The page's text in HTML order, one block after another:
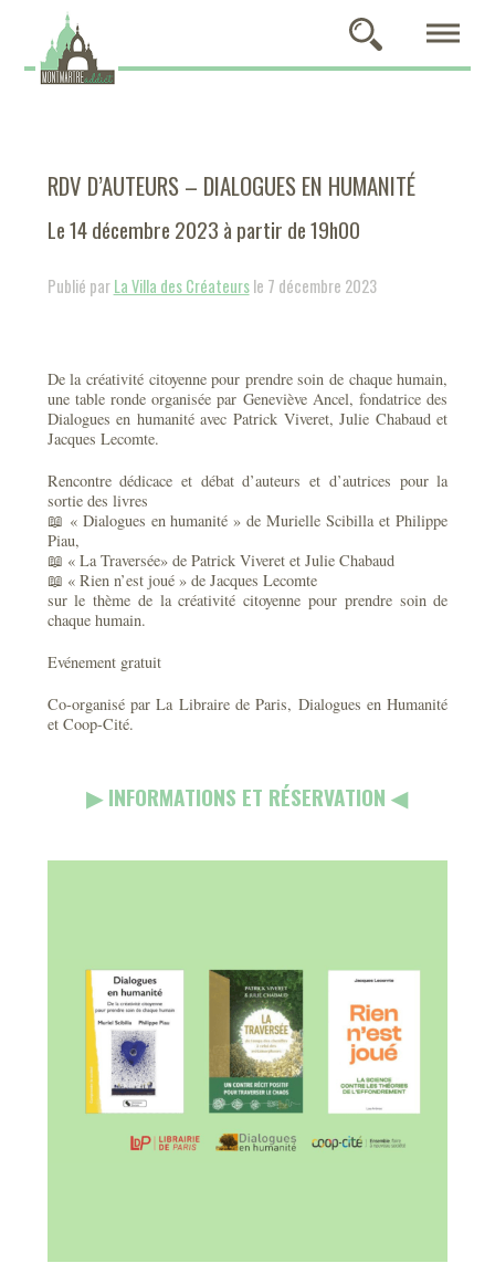
RDV D’AUTEURS – DIALOGUES EN HUMANITÉ
Le 14 décembre 2023 à partir de 19h00
Publié parLa Villa des Créateursle 7 décembre 2023
De la créativité citoyenne pour prendre soin de chaque humain,
une table ronde organisée par Geneviève Ancel, fondatrice des
Dialogues en humanité avec Patrick Viveret, Julie Chabaud et
Jacques Lecomte.
Rencontre dédicace et débat d’auteurs et d’autrices pour la
sortie des livres
📖 « Dialogues en humanité » de Murielle Scibilla et Philippe
Piau,
📖 « La Traversée» de Patrick Viveret et Julie Chabaud
📖 « Rien n’est joué » de Jacques Lecomte
sur le thème de la créativité citoyenne pour prendre soin de
chaque humain.
Evénement gratuit
Co-organisé par La Libraire de Paris, Dialogues en Humanité
et Coop-Cité.
▶︎ INFORMATIONS ET RÉSERVATION ◀︎